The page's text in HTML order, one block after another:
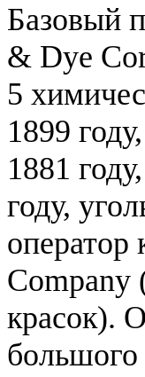
Базовый
& Dye
5
1899
1881
году,
Company
красок).